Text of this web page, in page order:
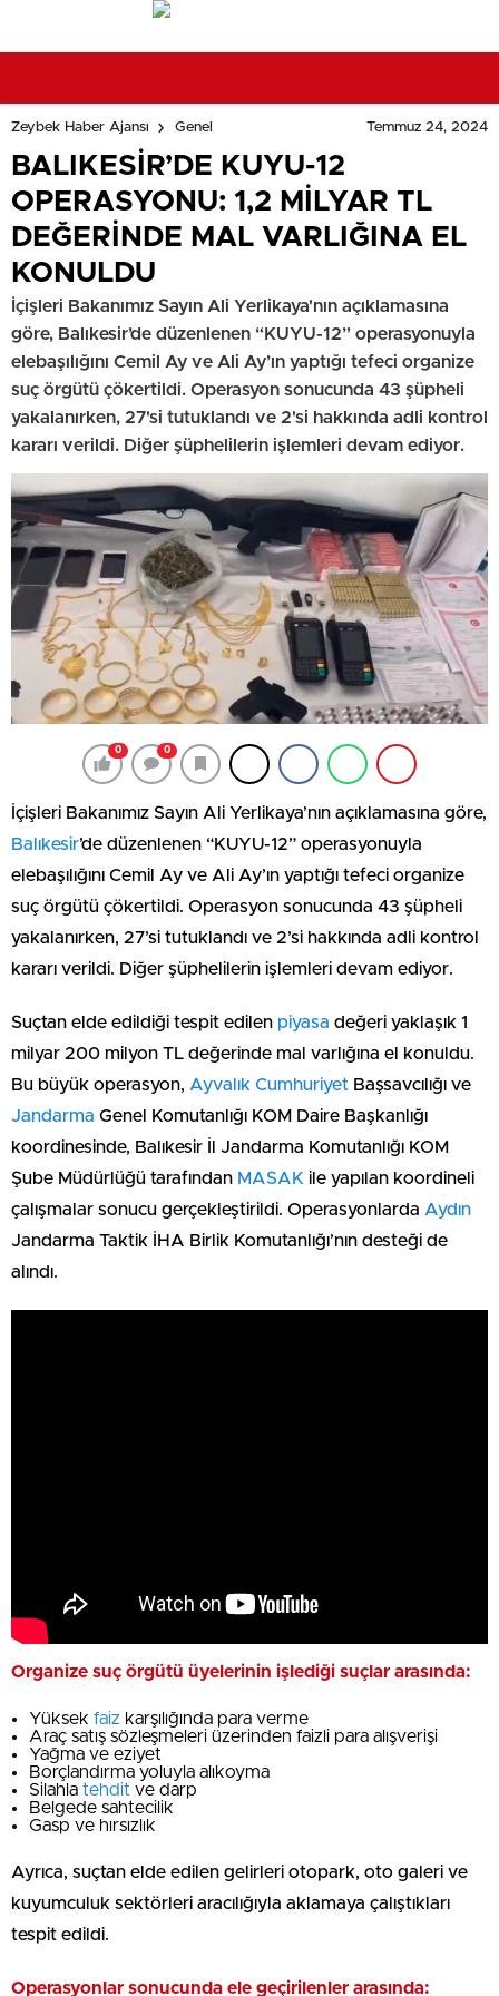
Zeybek Haber Ajansı Genel Temmuz 24, 2024
BALIKESİR’DE KUYU-12
OPERASYONU: 1,2 MİLYAR TL
DEĞERİNDE MAL VARLIĞINA EL
KONULDU
İçişleri Bakanımız Sayın Ali Yerlikaya'nın açıklamasına
göre, Balıkesir’de düzenlenen “KUYU-12” operasyonuyla
elebaşılığını Cemil Ay ve Ali Ay’ın yaptığı tefeci organize
suç örgütü çökertildi. Operasyon sonucunda 43 şüpheli
yakalanırken, 27'si tutuklandı ve 2'si hakkında adli kontrol
kararı verildi. Diğer şüphelilerin işlemleri devam ediyor.
0 0
İçişleri Bakanımız Sayın Ali Yerlikaya’nın açıklamasına göre,
Balıkesir’de düzenlenen “KUYU-12” operasyonuyla
elebaşılığını Cemil Ay ve Ali Ay’ın yaptığı tefeci organize
suç örgütü çökertildi. Operasyon sonucunda 43 şüpheli
yakalanırken, 27’si tutuklandı ve 2’si hakkında adli kontrol
kararı verildi. Diğer şüphelilerin işlemleri devam ediyor.
Suçtan elde edildiği tespit edilen piyasa değeri yaklaşık 1
milyar 200 milyon TL değerinde mal varlığına el konuldu.
Bu büyük operasyon, Ayvalık Cumhuriyet Başsavcılığı ve
Jandarma Genel Komutanlığı KOM Daire Başkanlığı
koordinesinde, Balıkesir İl Jandarma Komutanlığı KOM
Şube Müdürlüğü tarafından MASAK ile yapılan koordineli
çalışmalar sonucu gerçekleştirildi. Operasyonlarda Aydın
Jandarma Taktik İHA Birlik Komutanlığı’nın desteği de
alındı.
Organize suç örgütü üyelerinin işlediği suçlar arasında:
Yüksek faiz karşılığında para verme
Araç satış sözleşmeleri üzerinden faizli para alışverişi
Yağma ve eziyet
Borçlandırma yoluyla alıkoyma
Silahla tehdit ve darp
Belgede sahtecilik
Gasp ve hırsızlık
Ayrıca, suçtan elde edilen gelirleri otopark, oto galeri ve
kuyumculuk sektörleri aracılığıyla aklamaya çalıştıkları
tespit edildi.
Operasyonlar sonucunda ele geçirilenler arasında: